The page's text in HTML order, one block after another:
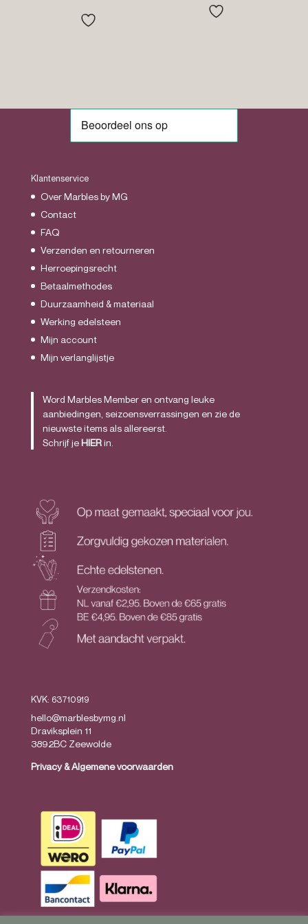
tot
Klantenservice
Over Marbles by MG
Contact
FAQ
Verzenden en retourneren
Herroepingsrecht
Betaalmethodes
Duurzaamheid & materiaal
Werking edelsteen
Mijn account
Mijn verlanglijstje
Word Marbles Member en ontvang leuke
aanbiedingen, seizoensverrassingen en zie de
nieuwste items als allereerst.
Schrijf jeHIERin.
KVK: 63710919
hello@marblesbymg.nl
Draviksplein 11
3892BC Zeewolde
Privacy&Algemene voorwaarden